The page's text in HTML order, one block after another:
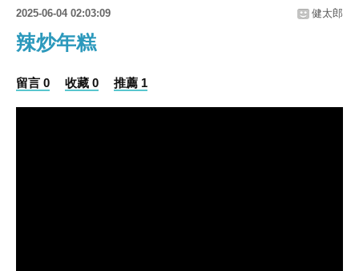
2025-06-04 02:03:09 健太郎
辣炒年糕
留言 0 收藏 0 推薦 1